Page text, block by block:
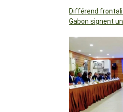
Différend
Gabon signent